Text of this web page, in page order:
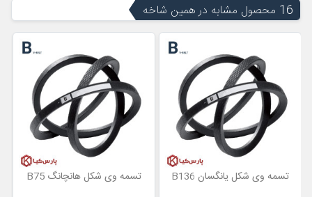
16 محصول مشابه در همین شاخه
تسمه وی شکل یانگسان B136 تسمه وی شکل هانچانگ B75